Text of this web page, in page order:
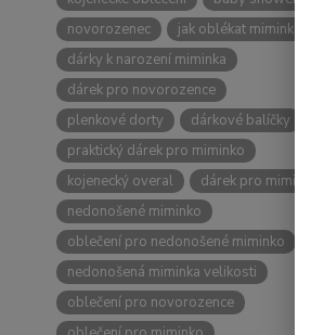
novorozenec
jak oblékat miminko
dárky k narození miminka
dárek pro novorozence
plenkové dorty
dárkové balíčky
praktický dárek pro miminko
kojenecký overal
dárek pro miminko
nedonošené miminko
oblečení pro nedonošené miminko
nedonošená miminka velikosti
oblečení pro novorozence